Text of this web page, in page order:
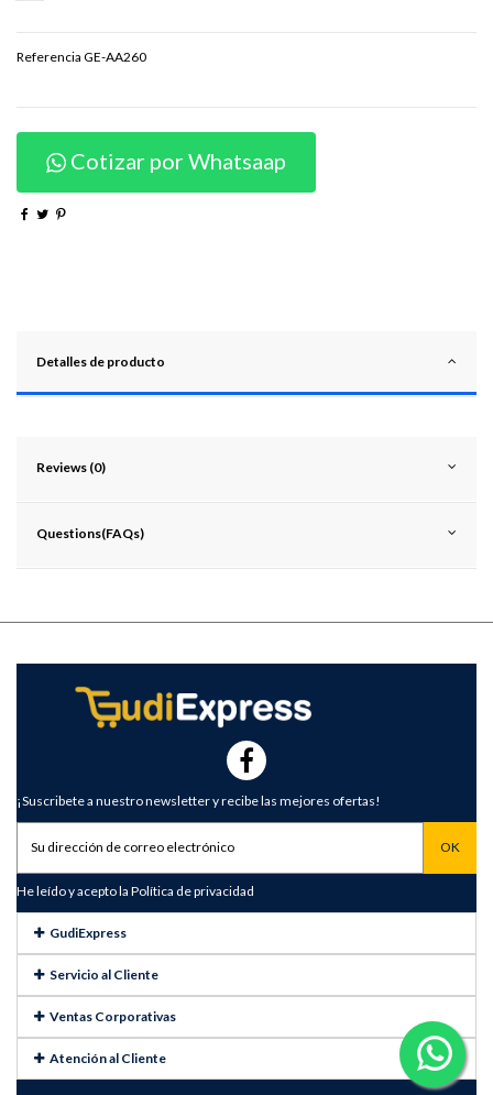
Referencia GE-AA260
Cotizar por Whatsaap
Detalles de producto
Reviews (0)
Questions(FAQs)
¡Suscribete a nuestro newsletter y recibe las mejores ofertas!
He leído y acepto la Política de privacidad
GudiExpress
Servicio al Cliente
Ventas Corporativas
Atención al Cliente